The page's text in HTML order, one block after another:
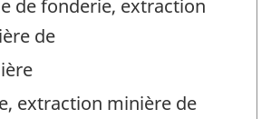
de fonderie, extraction
de
extraction minière de